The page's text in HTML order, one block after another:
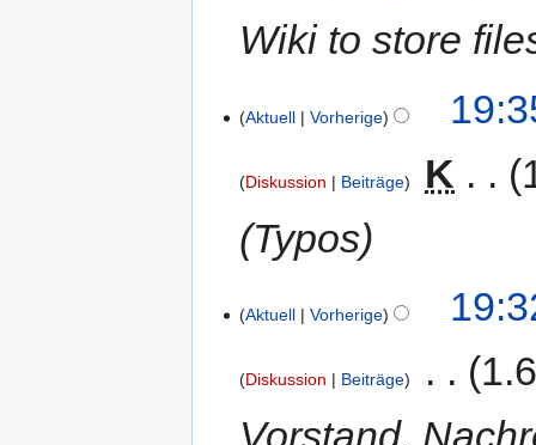
Wiki to store
Aktuell Vorherige
Diskussion Beiträge K
Typos
Aktuell Vorherige
Diskussion Beiträge
Vorstand,